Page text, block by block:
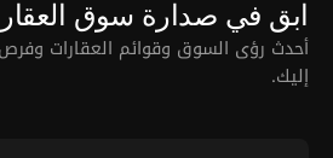
ابق في صدارة سوق
أحدث رؤى السوق وقوائم العقارات
إليك.